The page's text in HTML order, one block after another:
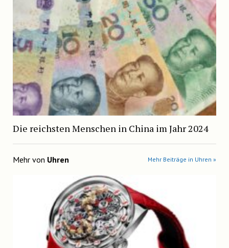
Die reichsten Menschen in China im Jahr 2024
Mehr von Uhren Mehr Beiträge in Uhren »